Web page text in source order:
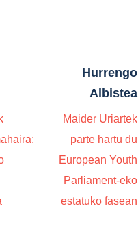
Hurrengo
Albistea
Maider Uriartek
parte hartu du
European Youth
Parliament-eko
estatuko fasean